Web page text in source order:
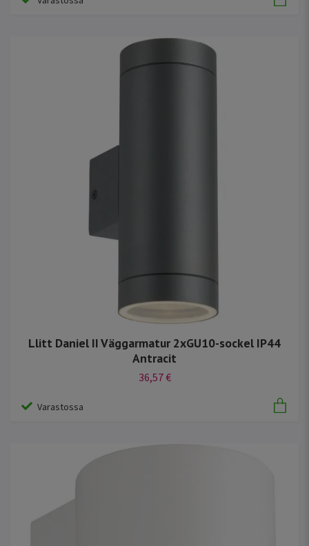
Llitt Daniel II Väggarmatur 2xGU10-sockel IP44
Antracit
36,57 €
Varastossa